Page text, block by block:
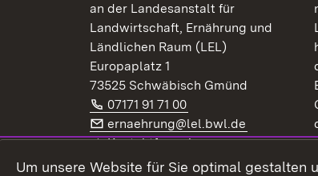
an der Landesanstalt für
Landwirtschaft, Ernährung und
Ländlichen Raum (LEL)
Europaplatz 1
73525 Schwäbisch Gmünd
Telefon:
07171 91 71 00 (Öffnet in neuem
E-Mail:
ernaehrung@lel.bwl.de (Öffnet in
Kontaktformular
Extern:
LinkedIn (Öffnet in neuem Fenster)
Um unsere Website für Sie optimal gestalten